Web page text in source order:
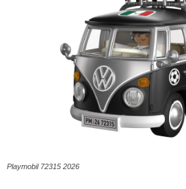
Playmobil 72315 2026